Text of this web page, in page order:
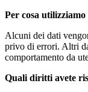
Per cosa
Alcuni dei dati
privo di errori. Altri
comportamento da
Quali diritti avete